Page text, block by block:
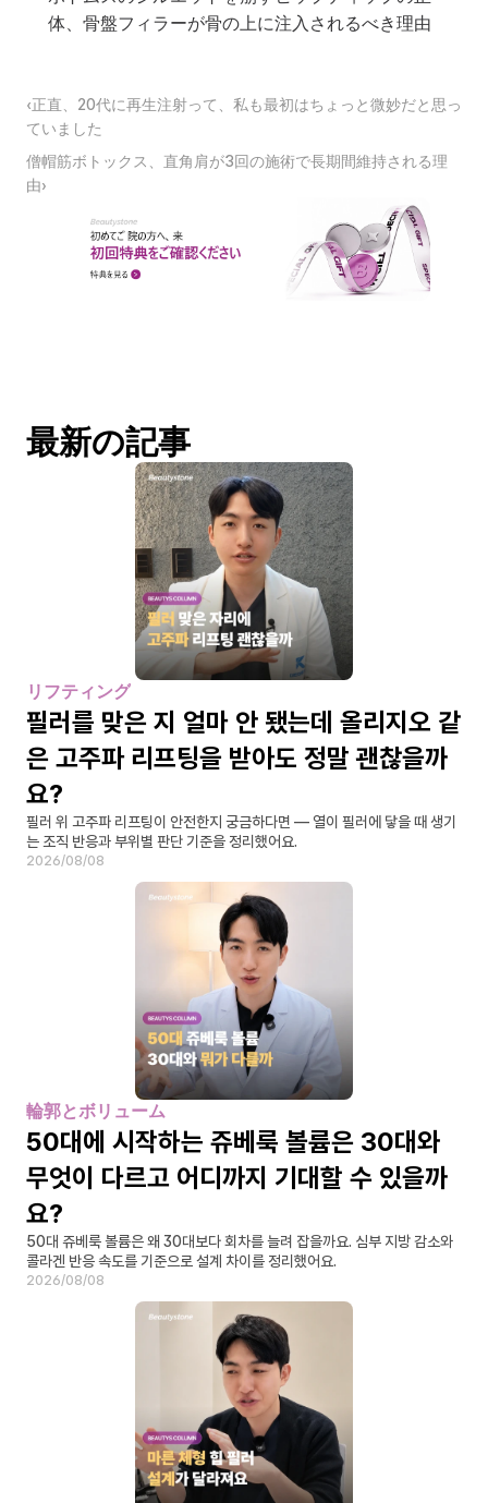
体、骨盤フィラーが骨の上に注入されるべき理由
‹正直、20代に再生注射って、私も最初はちょっと微妙だと思っ
ていました
僧帽筋ボトックス、直角肩が3回の施術で長期間維持される理
由›
最新の記事
リフティング
필러를 맞은 지 얼마 안 됐는데 올리지오 같
은 고주파 리프팅을 받아도 정말 괜찮을까
요?
필러 위 고주파 리프팅이 안전한지 궁금하다면 — 열이 필러에 닿을 때 생기
는 조직 반응과 부위별 판단 기준을 정리했어요.
2026/08/08
輪郭とボリューム
50대에 시작하는 쥬베룩 볼륨은 30대와
무엇이 다르고 어디까지 기대할 수 있을까
요?
50대 쥬베룩 볼륨은 왜 30대보다 회차를 늘려 잡을까요. 심부 지방 감소와
콜라겐 반응 속도를 기준으로 설계 차이를 정리했어요.
2026/08/08